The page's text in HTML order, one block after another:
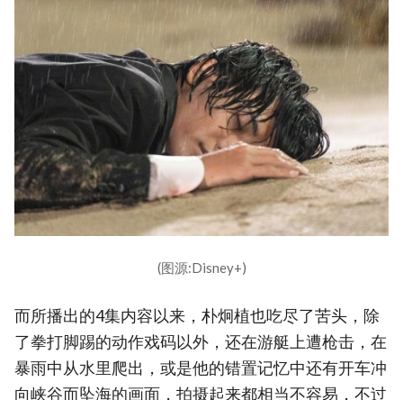
(图源:Disney+)
而所播出的4集内容以来，朴炯植也吃尽了苦头，除
了拳打脚踢的动作戏码以外，还在游艇上遭枪击，在
暴雨中从水里爬出，或是他的错置记忆中还有开车冲
向峡谷而坠海的画面，拍摄起来都相当不容易，不过